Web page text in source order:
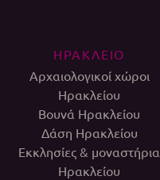
ΗΡΑΚΛΕΙΟ
Αρχαιολογικοί χώροι
Ηρακλείου
Βουνά Ηρακλείου
Δάση Ηρακλείου
Εκκλησίες & μοναστήρια
Ηρακλείου